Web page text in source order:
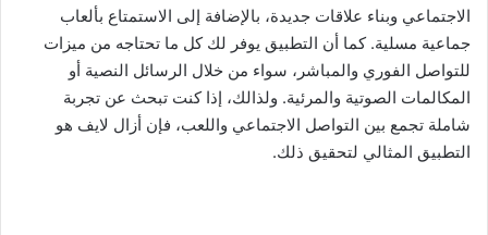
الاجتماعي وبناء علاقات جديدة، بالإضافة إلى الاستمتاع بألعاب
جماعية مسلية. كما أن التطبيق يوفر لك كل ما تحتاجه من ميزات
للتواصل الفوري والمباشر، سواء من خلال الرسائل النصية أو
المكالمات الصوتية والمرئية. ولذالك، إذا كنت تبحث عن تجربة
شاملة تجمع بين التواصل الاجتماعي واللعب، فإن أزال لايف هو
التطبيق المثالي لتحقيق ذلك.